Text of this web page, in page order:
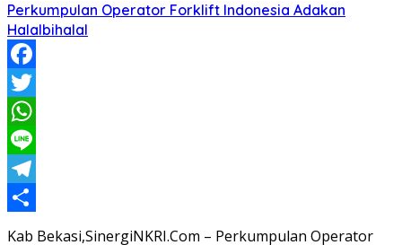
Perkumpulan Operator Forklift Indonesia Adakan
Halalbihalal
Facebook
Twitter
WhatsApp
Line
Telegram
Share
Kab Bekasi,SinergiNKRI.Com – Perkumpulan Operator